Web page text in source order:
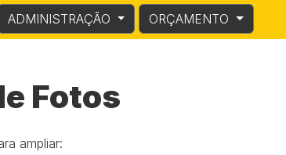
ADMINISTRAÇÃO ORÇAMENTO
Fotos
ampliar: